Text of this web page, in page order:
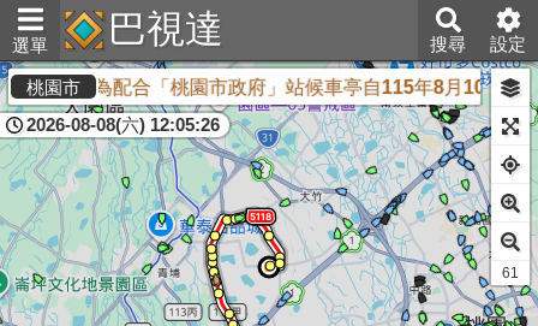
選單 巴視達 搜尋 設定
桃園市
<公告>為配合「桃園市政府」站候車亭自115年8月10日
2026-08-08(六) 12:05:26
61